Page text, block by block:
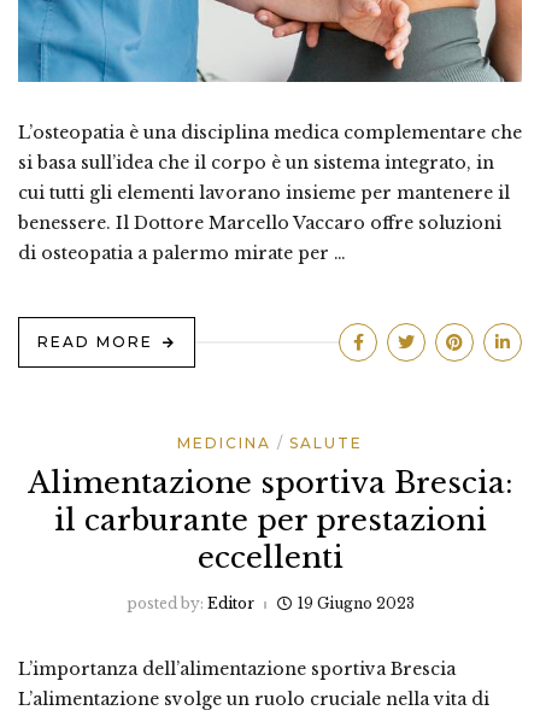
L’osteopatia è una disciplina medica complementare che
si basa sull’idea che il corpo è un sistema integrato, in
cui tutti gli elementi lavorano insieme per mantenere il
benessere. Il Dottore Marcello Vaccaro offre soluzioni
di osteopatia a palermo mirate per …
READ MORE
MEDICINA SALUTE
Alimentazione sportiva Brescia:
il carburante per prestazioni
eccellenti
posted by: Editor 19 Giugno 2023
L’importanza dell’alimentazione sportiva Brescia
L’alimentazione svolge un ruolo cruciale nella vita di